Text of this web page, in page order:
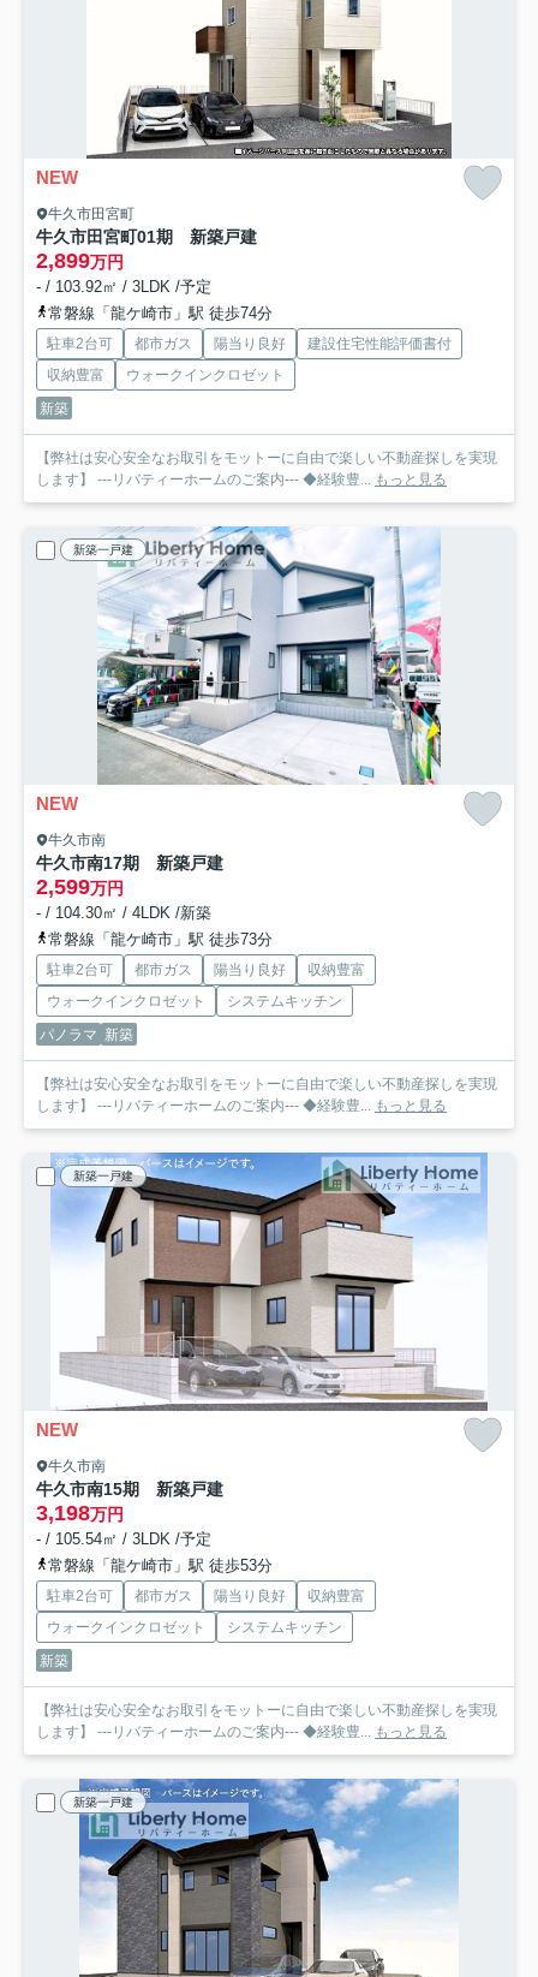
NEW
牛久市田宮町
牛久市田宮町01期 新築戸建
2,899万円
- / 103.92㎡ / 3LDK /予定
常磐線「龍ケ崎市」駅 徒歩74分
駐車2台可 都市ガス 陽当り良好
建設住宅性能評価書付
収納豊富
ウォークインクロゼット
新築
【弊社は安心安全なお取引をモットーに自由で楽しい不動産探しを実現
します】 ---リバティーホームのご案内--- ◆経験豊... もっと見る
新築一戸建
NEW
牛久市南
牛久市南17期 新築戸建
2,599万円
- / 104.30㎡ / 4LDK /新築
常磐線「龍ケ崎市」駅 徒歩73分
駐車2台可 都市ガス 陽当り良好
収納豊富
ウォークインクロゼット
システムキッチン
パノラマ 新築
【弊社は安心安全なお取引をモットーに自由で楽しい不動産探しを実現
します】 ---リバティーホームのご案内--- ◆経験豊... もっと見る
新築一戸建
NEW
牛久市南
牛久市南15期 新築戸建
3,198万円
- / 105.54㎡ / 3LDK /予定
常磐線「龍ケ崎市」駅 徒歩53分
駐車2台可 都市ガス 陽当り良好
収納豊富
ウォークインクロゼット
システムキッチン
新築
【弊社は安心安全なお取引をモットーに自由で楽しい不動産探しを実現
します】 ---リバティーホームのご案内--- ◆経験豊... もっと見る
新築一戸建